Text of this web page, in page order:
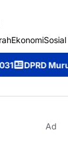
Ekonomi
Murung Raya
Ad